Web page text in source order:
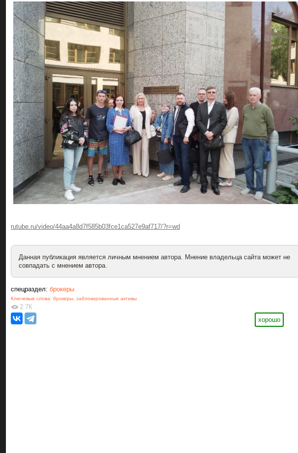
rutube.ru/video/44aa4a8d7f585b03fce1ca527e9af717/?r=wd
Данная публикация является личным мнением автора. Мнение владельца сайта может не
совпадать с мнением автора.
спецраздел: брокеры
Ключевые слова: брокеры, заблокированные активы
2.7К
хорошо